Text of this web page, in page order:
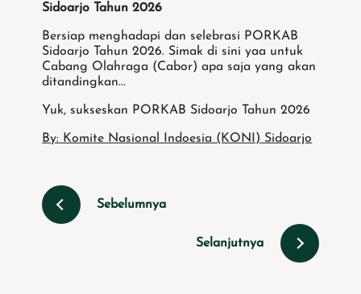
Sidoarjo Tahun 2026
Bersiap menghadapi dan selebrasi PORKAB
Sidoarjo Tahun 2026. Simak di sini yaa untuk
Cabang Olahraga (Cabor) apa saja yang akan
ditandingkan...
Yuk, sukseskan PORKAB Sidoarjo Tahun 2026
By: Komite Nasional Indoesia (KONI) Sidoarjo
Sebelumnya
Selanjutnya